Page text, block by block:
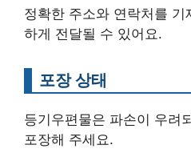
정확한 주소와 연락처를 기
하게 전달될 수 있어요.
포장 상태
등기우편물은 파손이 우려
포장해 주세요.